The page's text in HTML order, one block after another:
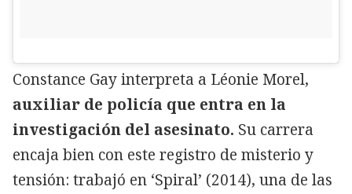
Constance Gay interpreta a Léonie Morel,
auxiliar de policía que entra en la
investigación del asesinato. Su carrera
encaja bien con este registro de misterio y
tensión: trabajó en ‘Spiral’ (2014), una de las